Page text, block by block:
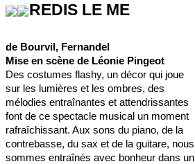
REDIS LE ME
de Bourvil, Fernandel
Mise en scène de Léonie Pingeot
Des costumes flashy, un décor qui joue
sur les lumières et les ombres, des
mélodies entraînantes et attendrissantes
font de ce spectacle musical un moment
rafraîchissant. Aux sons du piano, de la
contrebasse, du sax et de la guitare, nous
sommes entraînés avec bonheur dans un